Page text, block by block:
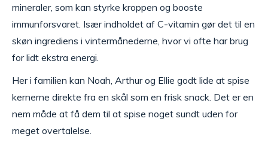
mineraler, som kan styrke kroppen og booste
immunforsvaret. Især indholdet af C-vitamin gør det til en
skøn ingrediens i vintermånederne, hvor vi ofte har brug
for lidt ekstra energi.
Her i familien kan Noah, Arthur og Ellie godt lide at spise
kernerne direkte fra en skål som en frisk snack. Det er en
nem måde at få dem til at spise noget sundt uden for
meget overtalelse.